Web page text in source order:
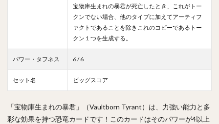
宝物庫生まれの暴君が死亡したとき、これがトー
クンでない場合、他のタイプに加えてアーティフ
ァクトであることを除きこれのコピーであるトー
クン１つを生成する。
パワー・タフネス 6 / 6
セット名 ビッグスコア
「宝物庫生まれの暴君」（Vaultborn Tyrant）は、力強い能力と多
彩な効果を持つ恐竜カードです！このカードはそのパワーが4以上